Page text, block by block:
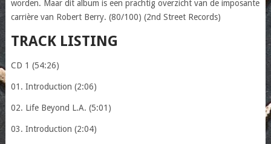
worden. Maar dit album is een prachtig overzicht van de imposante
carrière van Robert Berry. (80/100) (2nd Street Records)
TRACK LISTING
CD 1 (54:26)
01. Introduction (2:06)
02. Life Beyond L.A. (5:01)
03. Introduction (2:04)